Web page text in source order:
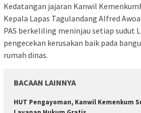
Kedatangan jajaran Kanwil
Kepala Lapas Tagulandang Alfred
PAS berkeliling meninjau setiap sudut
pengecekan kerusakan baik pada
rumah dinas.
BACAAN LAINNYA
HUT Pengayoman, Kanwil Kemenkum